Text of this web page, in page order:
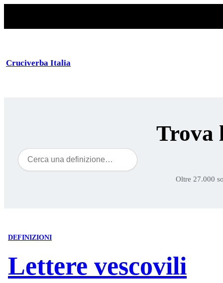
Cruciverba Italia
Trova
Cerca
Oltre 27.000
DEFINIZIONI
Lettere vescovili